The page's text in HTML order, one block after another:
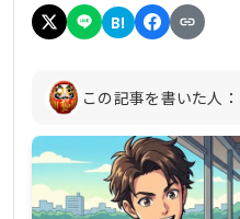
B!
この記事を書いた人：